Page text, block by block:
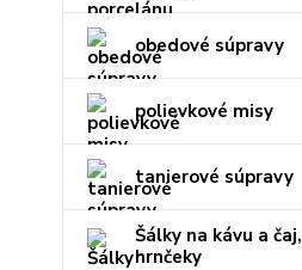
obedové súpravy
polievkové misy
tanierové súpravy
Šálky na kávu a čaj,
hrnčeky